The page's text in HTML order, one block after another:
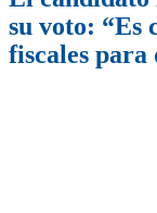
su voto: “Es
fiscales para